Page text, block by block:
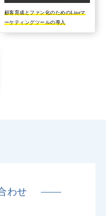
顧客育成とファン化のためのLineマ
ーケティングツールの導入
わせ